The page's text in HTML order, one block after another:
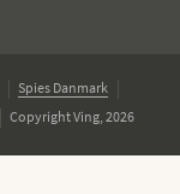
Spies Danmark
Copyright Ving, 2026